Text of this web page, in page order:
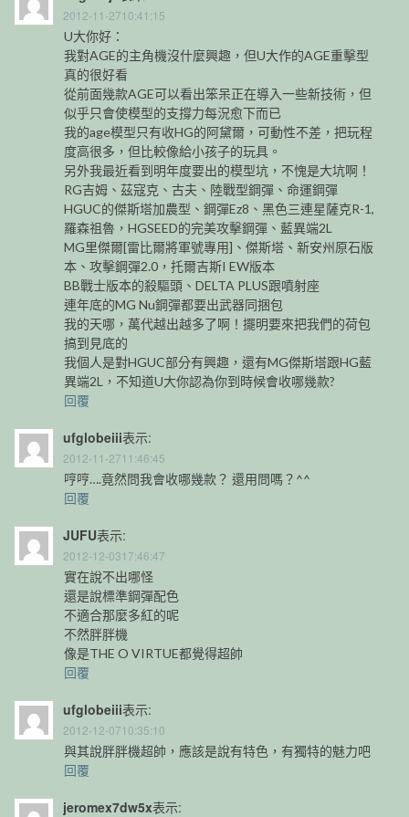
2012-11-2710:41:15
U大你好：
我對AGE的主角機沒什麼興趣，但U大作的AGE重擊型
真的很好看
從前面幾款AGE可以看出笨呆正在導入一些新技術，但
似乎只會使模型的支撐力每況愈下而已
我的age模型只有收HG的阿黛爾，可動性不差，把玩程
度高很多，但比較像給小孩子的玩具。
另外我最近看到明年度要出的模型坑，不愧是大坑啊！
RG吉姆、茲寇克、古夫、陸戰型鋼彈、命運鋼彈
HGUC的傑斯塔加農型、鋼彈Ez8、黑色三連星薩克R-1,
羅森祖魯，HGSEED的完美攻擊鋼彈、藍異端2L
MG里傑爾[雷比爾將軍號專用]、傑斯塔、新安州原石版
本、攻擊鋼彈2.0，托爾吉斯I EW版本
BB戰士版本的殺驅頭、DELTA PLUS跟噴射座
連年底的MG Nu鋼彈都要出武器同捆包
我的天哪，萬代越出越多了啊！擺明要來把我們的荷包
搞到見底的
我個人是對HGUC部分有興趣，還有MG傑斯塔跟HG藍
異端2L，不知道U大你認為你到時候會收哪幾款?
回覆
ufglobeiii表示:
2012-11-2711:46:45
哼哼….竟然問我會收哪幾款？ 還用問嗎？^^
回覆
JUFU表示:
2012-12-0317:46:47
實在說不出哪怪
還是說標準鋼彈配色
不適合那麼多紅的呢
不然胖胖機
像是THE O VIRTUE都覺得超帥
回覆
ufglobeiii表示:
2012-12-0710:35:10
與其說胖胖機超帥，應該是說有特色，有獨特的魅力吧
回覆
jeromex7dw5x表示: